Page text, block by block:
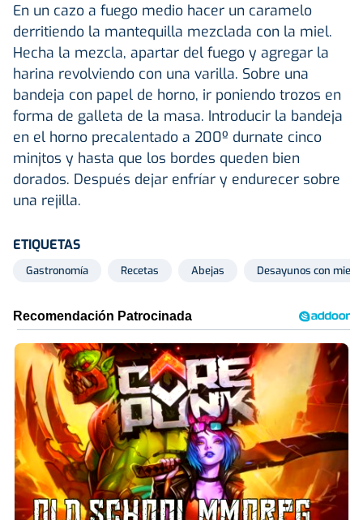
En un cazo a fuego medio hacer un caramelo
derritiendo la mantequilla mezclada con la miel.
Hecha la mezcla, apartar del fuego y agregar la
harina revolviendo con una varilla. Sobre una
bandeja con papel de horno, ir poniendo trozos en
forma de galleta de la masa. Introducir la bandeja
en el horno precalentado a 200º durnate cinco
minjtos y hasta que los bordes queden bien
dorados. Después dejar enfríar y endurecer sobre
una rejilla.
ETIQUETAS
Gastronomía Recetas Abejas Desayunos con miel